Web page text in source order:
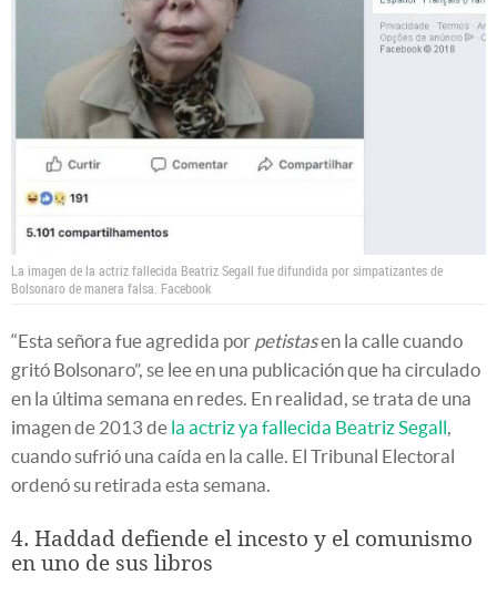
La imagen de la actriz fallecida Beatriz Segall fue difundida por simpatizantes de
Bolsonaro de manera falsa. Facebook
“Esta señora fue agredida por petistasen la calle cuando
gritó Bolsonaro”, se lee en una publicación que ha circulado
en la última semana en redes. En realidad, se trata de una
imagen de 2013 de la actriz ya fallecida Beatriz Segall
cuando sufrió una caída en la calle. El Tribunal Electoral
ordenó su retirada esta semana.
4. Haddad defiende el incesto y el comunismo
en uno de sus libros